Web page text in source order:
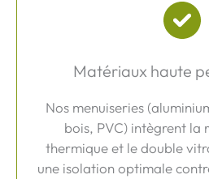
Matériaux haute
Nos menuiseries
bois, PVC) intègrent la
thermique et le double
une isolation optimale